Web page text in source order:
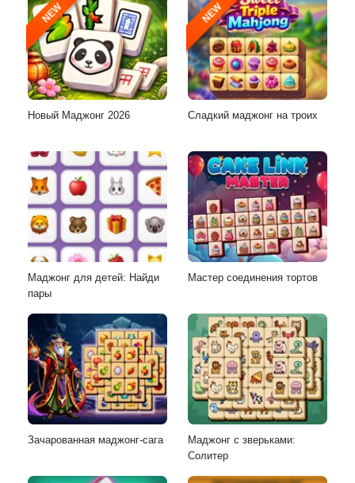
NEW
Новый Маджонг 2026
NEW
Сладкий маджонг на троих
Маджонг для детей: Найди
пары
Мастер соединения тортов
Зачарованная маджонг-сага
Маджонг с зверьками:
Солитер